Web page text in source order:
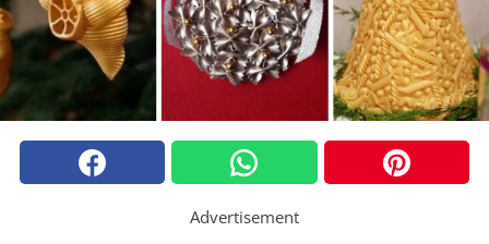
Advertisement